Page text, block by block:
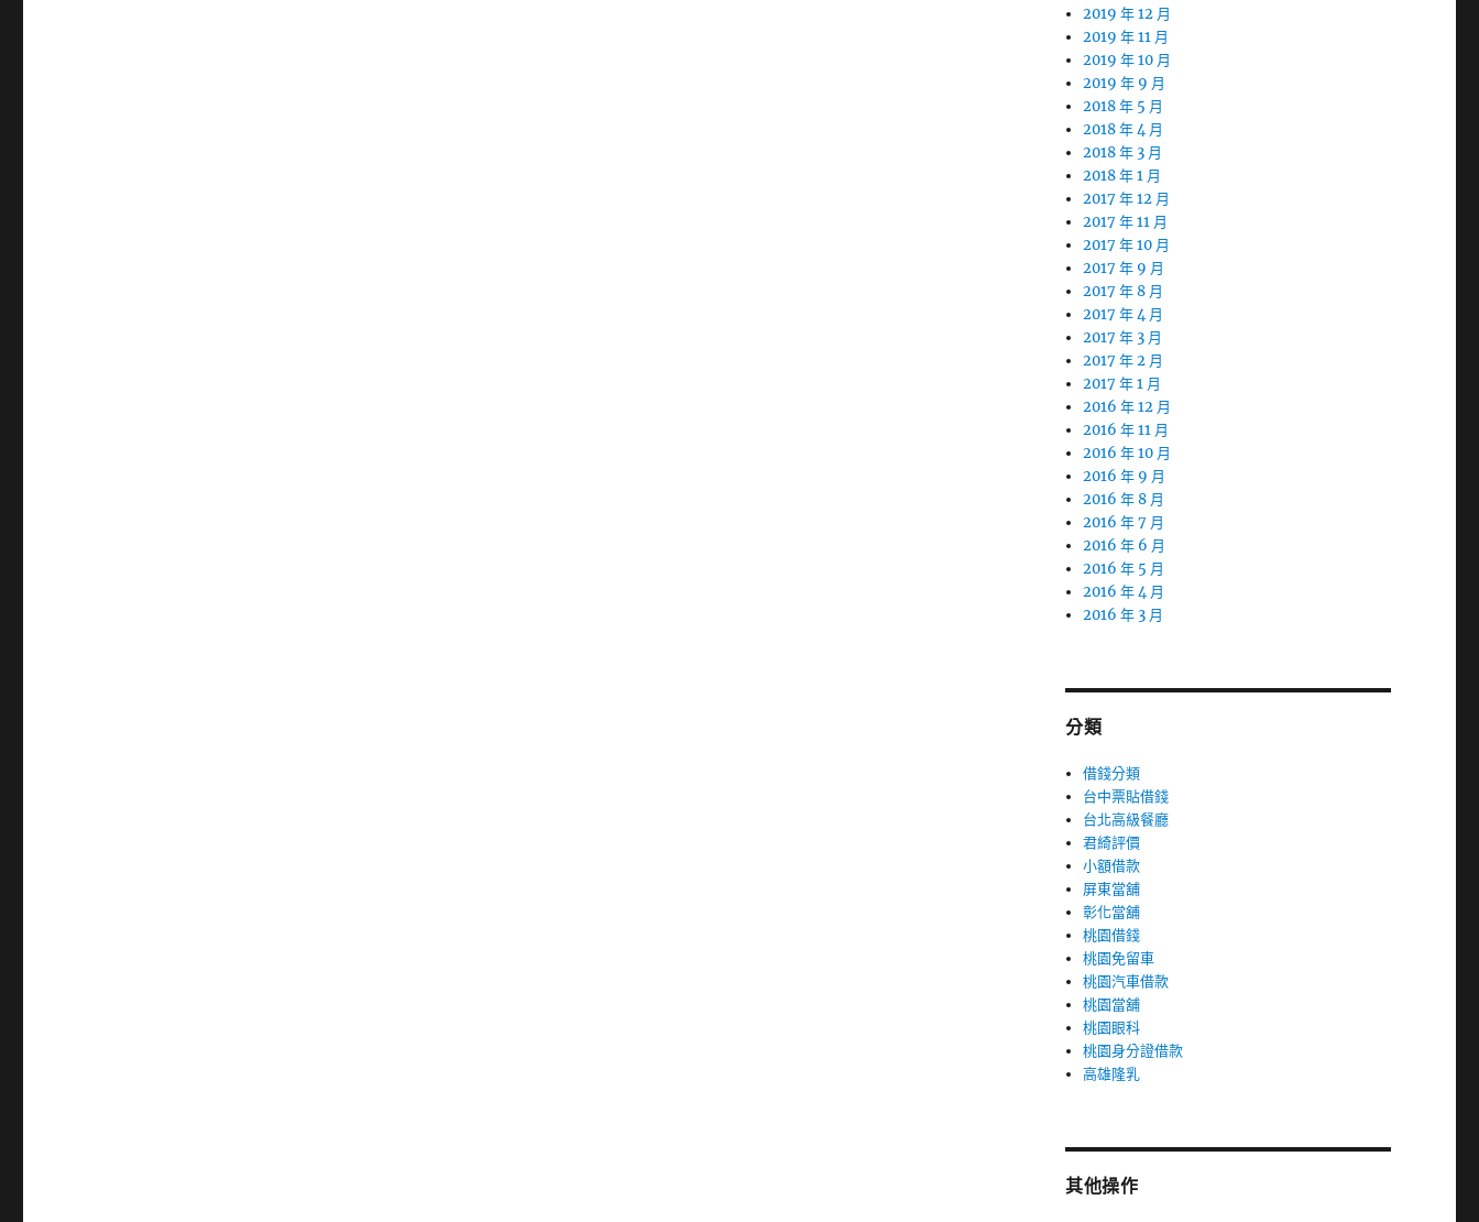
2019 年 12 月
2019 年 11 月
2019 年 10 月
2019 年 9 月
2018 年 5 月
2018 年 4 月
2018 年 3 月
2018 年 1 月
2017 年 12 月
2017 年 11 月
2017 年 10 月
2017 年 9 月
2017 年 8 月
2017 年 4 月
2017 年 3 月
2017 年 2 月
2017 年 1 月
2016 年 12 月
2016 年 11 月
2016 年 10 月
2016 年 9 月
2016 年 8 月
2016 年 7 月
2016 年 6 月
2016 年 5 月
2016 年 4 月
2016 年 3 月
分類
借錢分類
台中票貼借錢
台北高級餐廳
君綺評價
小額借款
屏東當舖
彰化當舖
桃園借錢
桃園免留車
桃園汽車借款
桃園當舖
桃園眼科
桃園身分證借款
高雄隆乳
其他操作